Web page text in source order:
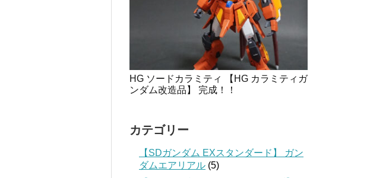
HG ソードカラミティ 【HG カラミティガ
ンダム改造品】 完成！！
カテゴリー
【SDガンダム EXスタンダード】 ガン
ダムエアリアル (5)